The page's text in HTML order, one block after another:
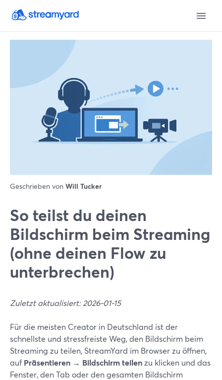
Geschrieben von Will Tucker
So teilst du deinen
Bildschirm beim Streaming
(ohne deinen Flow zu
unterbrechen)
Zuletzt aktualisiert: 2026-01-15
Für die meisten Creator in Deutschland ist der
schnellste und stressfreiste Weg, den Bildschirm beim
Streaming zu teilen, StreamYard im Browser zu öffnen,
aufPräsentieren → Bildschirm teilenzu klicken und das
Fenster, den Tab oder den gesamten Bildschirm